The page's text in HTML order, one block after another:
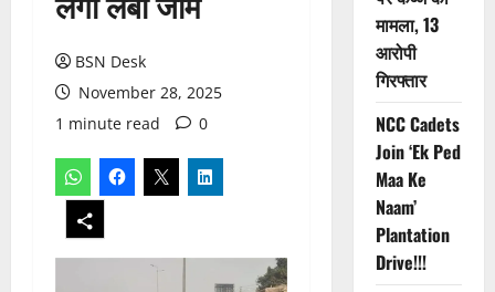
BSN Desk
November 28, 2025
1 minute read
0
मामला, 13
आरोपी
गिरफ्तार
NCC Cadets
Join ‘Ek Ped
Maa Ke
Naam’
Plantation
Drive!!!